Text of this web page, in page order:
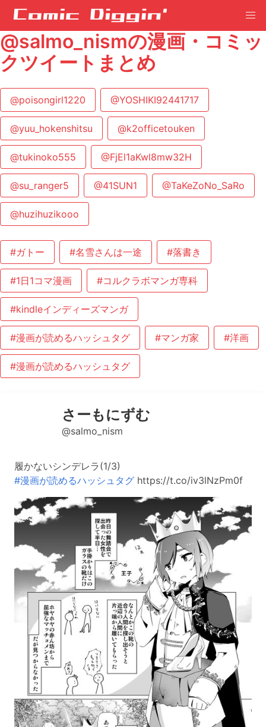
@salmo_nismの漫画・コミッ
クツイートまとめ
@poisongirl1220 @YOSHIKI92441717
@yuu_hokenshitsu @k2officetouken
@tukinoko555 @FjEl1aKwl8mw32H
@su_ranger5 @41SUN1 @TaKeZoNo_SaRo
@huzihuzikooo
#ガトー #名雪さんは一途 #落書き
#1日1コマ漫画 #コルクラボマンガ専科
#kindleインディーズマンガ
#漫画が読めるハッシュタグ #マンガ家 #洋画
#漫画が読めるハッシュタグ
さーもにずむ
@salmo_nism
履かないシンデレラ(1/3)
#漫画が読めるハッシュタグ https://t.co/iv3lNzPm0f